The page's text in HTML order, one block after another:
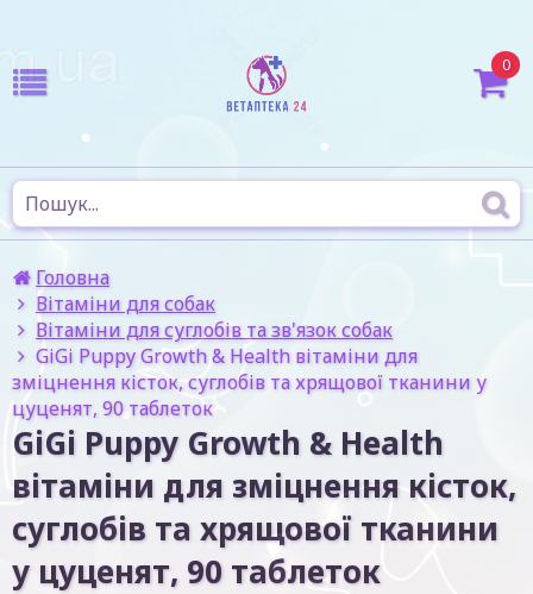
0
Головна
Вітаміни для собак
Вітаміни для суглобів та зв'язок собак
GiGi Puppy Growth & Health вітаміни для
зміцнення кісток, суглобів та хрящової тканини у
цуценят, 90 таблеток
GiGi Puppy Growth & Health
вітаміни для зміцнення кісток,
суглобів та хрящової тканини
у цуценят, 90 таблеток